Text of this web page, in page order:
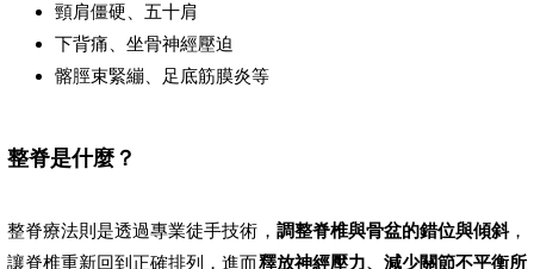
頸肩僵硬、五十肩
下背痛、坐骨神經壓迫
髂脛束緊繃、足底筋膜炎等
整脊是什麼？
整脊療法則是透過專業徒手技術， 調整脊椎與骨盆的錯位與傾斜，
讓脊椎重新回到正確排列，進而釋放神經壓力、減少關節不平衡所